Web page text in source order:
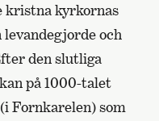
kristna kyrkornas
och
den slutliga
på 1000-talet
Fornkarelen) som